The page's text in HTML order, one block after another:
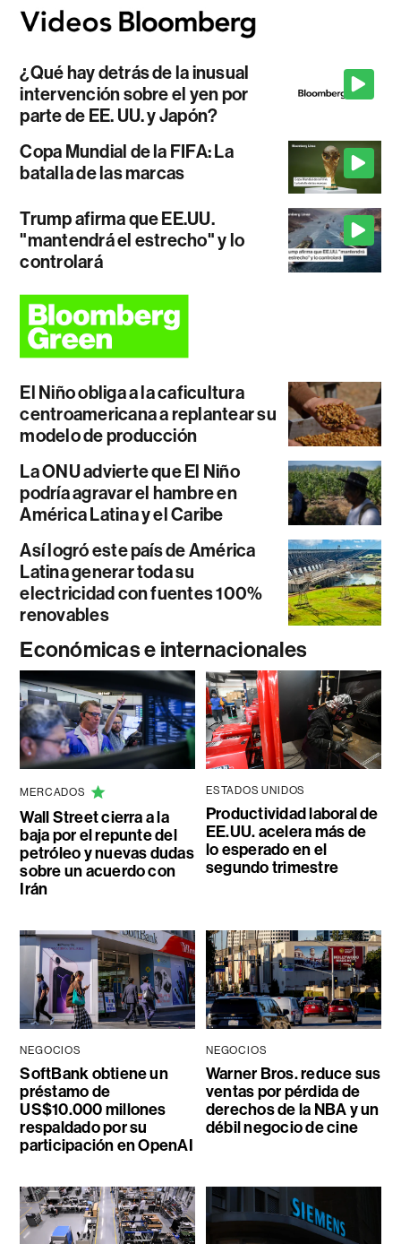
¿Qué hay detrás de la inusual
intervención sobre el yen por
parte de EE. UU. y Japón?
Copa Mundial de la FIFA: La
batalla de las marcas
Trump afirma que EE.UU.
"mantendrá el estrecho" y lo
controlará
El Niño obliga a la caficultura
centroamericana a replantear su
modelo de producción
La ONU advierte que El Niño
podría agravar el hambre en
América Latina y el Caribe
Así logró este país de América
Latina generar toda su
electricidad con fuentes 100%
renovables
Económicas e internacionales
MERCADOS
Wall Street cierra a la
baja por el repunte del
petróleo y nuevas dudas
sobre un acuerdo con
Irán
ESTADOS UNIDOS
Productividad laboral de
EE.UU. acelera más de
lo esperado en el
segundo trimestre
NEGOCIOS
SoftBank obtiene un
préstamo de
US$10.000 millones
respaldado por su
participación en OpenAI
NEGOCIOS
Warner Bros. reduce sus
ventas por pérdida de
derechos de la NBA y un
débil negocio de cine